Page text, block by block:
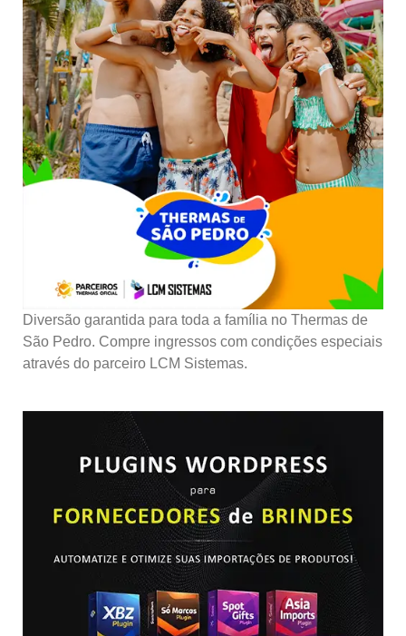
Diversão garantida para toda a família no Thermas de
São Pedro. Compre ingressos com condições especiais
através do parceiro LCM Sistemas.